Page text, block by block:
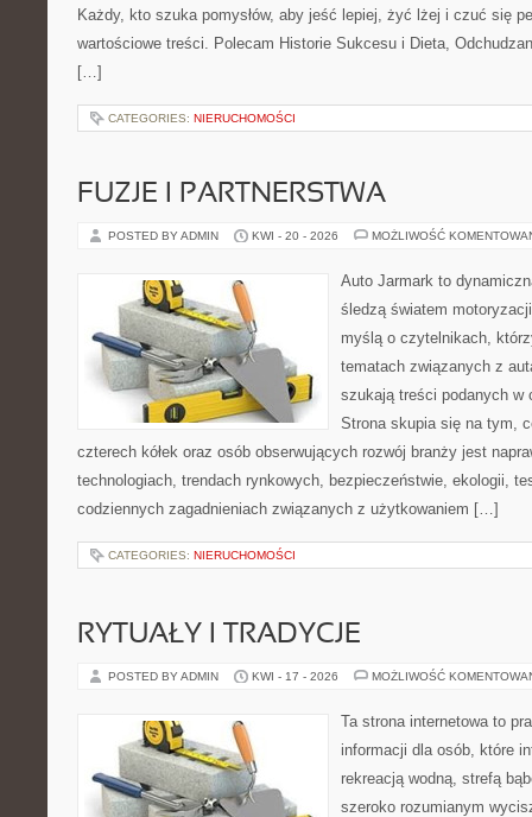
Każdy, kto szuka pomysłów, aby jeść lepiej, żyć lżej i czuć się
wartościowe treści. Polecam Historie Sukcesu i Dieta,
[…]
CATEGORIES: NIERUCHOMOŚCI
FUZJE I PARTNERSTWA
POSTED BY ADMIN KWI - 20 - 2026 MOŻLIWOŚĆ
Auto Jarmark to
śledzą światem
myślą o czytelnikach,
tematach związanych z
szukają treści podanych
Strona skupia się na tym,
czterech kółek oraz osób obserwujących rozwój branży jest
technologiach, trendach rynkowych, bezpieczeństwie, ekologii,
codziennych zagadnieniach związanych z użytkowaniem […]
CATEGORIES: NIERUCHOMOŚCI
RYTUAŁY I TRADYCJE
POSTED BY ADMIN KWI - 17 - 2026 MOŻLIWOŚĆ
Ta strona internetowa to
informacji dla osób, które
rekreacją wodną, strefą
szeroko rozumianym